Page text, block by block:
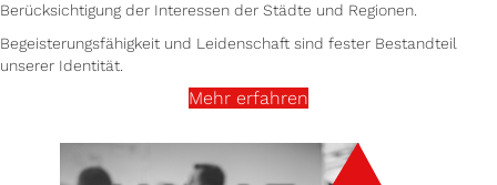
Berücksichtigung der Interessen der Städte und Regionen.
Begeisterungsfähigkeit und Leidenschaft sind fester Bestandteil
unserer Identität.
Mehr erfahren